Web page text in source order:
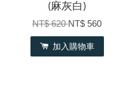
(麻灰白)
NT$ 620NT$ 560
加入購物車